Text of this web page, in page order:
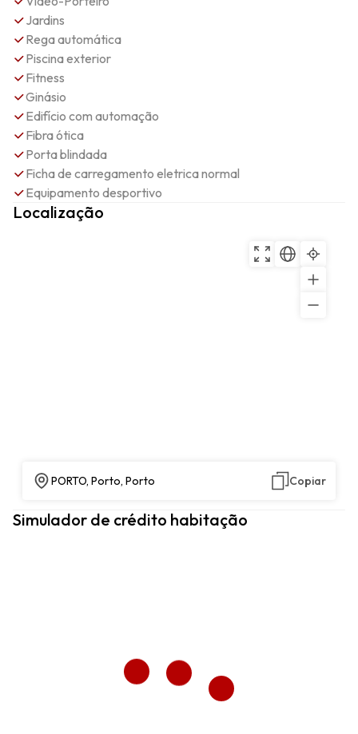
Jardins
Rega automática
Piscina exterior
Fitness
Ginásio
Edifício com automação
Fibra ótica
Porta blindada
Ficha de carregamento eletrica normal
Equipamento desportivo
Localização
PORTO, Porto, Porto Copiar
Simulador de crédito habitação